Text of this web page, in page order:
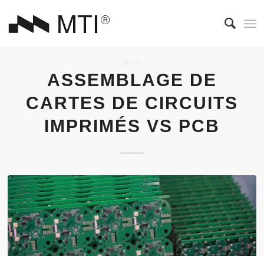
ASSEMBLAGE DE
CARTES DE CIRCUITS
IMPRIMÉS VS PCB